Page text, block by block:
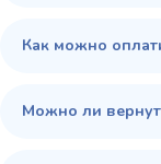
Как можно
Можно ли